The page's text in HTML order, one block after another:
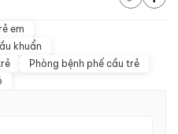
em
khuẩn
Phòng bệnh phế cầu trẻ